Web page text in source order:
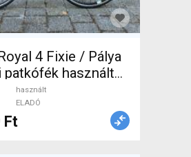
4 Fixie / Pálya
patkófék használt
használt
ELADÓ
Ft